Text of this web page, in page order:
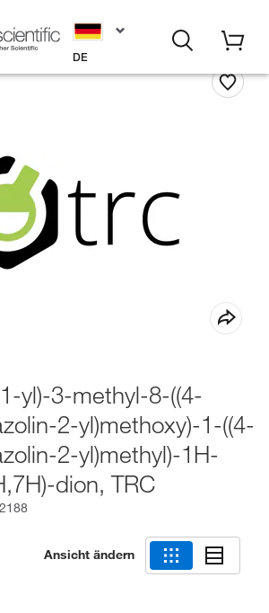
DE
yl)-3-methyl-8-((4-
2-yl)methoxy)-1-((4-
2-yl)methyl)-1H-
dion, TRC
Ansicht ändern